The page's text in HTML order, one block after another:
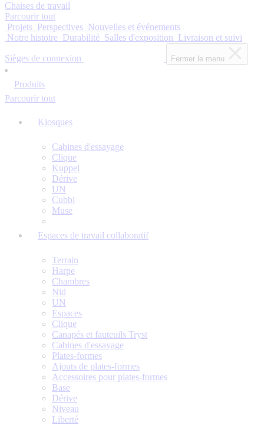
Chaises de travail
Parcourir tout
Projets Perspectives Nouvelles et événements
Notre histoire Durabilité Salles d'exposition Livraison et suivi
Sièges de connexion Fermer le menu
Produits
Parcourir tout
Kiosques
Cabines d'essayage
Clique
Kuppel
Dérive
UN
Cubbi
Muse
Espaces de travail collaboratif
Terrain
Harpe
Chambres
Nid
UN
Espaces
Clique
Canapés et fauteuils Tryst
Cabines d'essayage
Plates-formes
Ajouts de plates-formes
Accessoires pour plates-formes
Base
Dérive
Niveau
Liberté